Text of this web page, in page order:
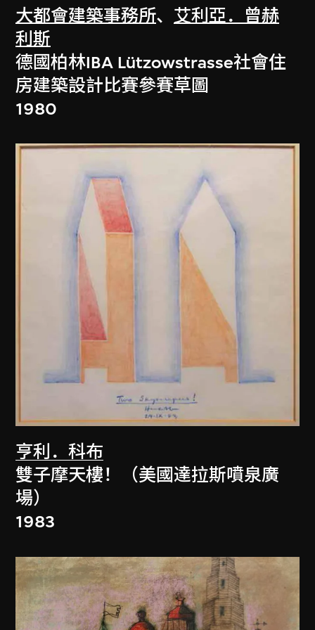
大都會建築事務所、 艾利亞．曾赫
利斯
德國柏林IBA Lützowstrasse社會住
房建築設計比賽參賽草圖
1980
亨利．科布
雙子摩天樓！（美國達拉斯噴泉廣
場）
1983